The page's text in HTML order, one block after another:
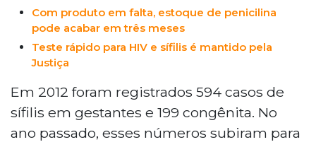
Com produto em falta, estoque de penicilina
pode acabar em três meses
Teste rápido para HIV e sífilis é mantido pela
Justiça
Em 2012 foram registrados 594 casos de
sífilis em gestantes e 199 congênita. No
ano passado, esses números subiram para